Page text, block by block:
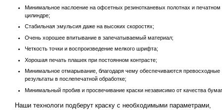
Минимальное наслоение на офсетных резинотканевых полотнах и печатном
цилиндре;
Стабильная эмульсия даже на высоких скоростях;
Очень хорошее впитывание в запечатываемый материал;
Четкость точки и воспроизведение мелкого шрифта;
Хорошая печать плашек при постоянном контрасте;
Минимальное отмарывание, благодаря чему обеспечиваются превосходные
результаты в послепечатной обработке;
Минимальный пробив и просвечивание краски независимо от качества
Наши технологи подберут краску с необходимыми параметрами,